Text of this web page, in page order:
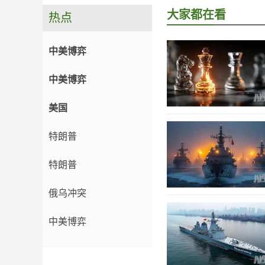
热点
中美博弈
中美博弈
美国
特朗普
特朗普
俄乌冲突
中美博弈
大家都在看